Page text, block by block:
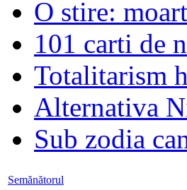
O stire:
101 carti de
Totalitarism
Alternativa
Sub zodia
Semănătorul